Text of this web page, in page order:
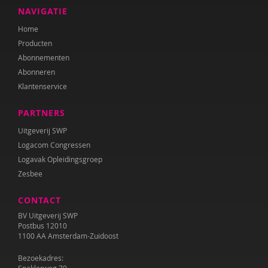
NAVIGATIE
Home
Producten
Abonnementen
Abonneren
Klantenservice
PARTNERS
Uitgeverij SWP
Logacom Congressen
Logavak Opleidingsgroep
Zesbee
CONTACT
BV Uitgeverij SWP
Postbus 12010
1100 AA Amsterdam-Zuidoost
Bezoekadres: